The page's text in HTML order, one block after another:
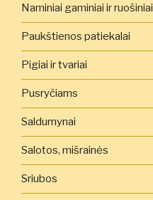
Naminiai gaminiai ir ruošiniai
Paukštienos patiekalai
Pigiai ir tvariai
Pusryčiams
Saldumynai
Salotos, mišrainės
Sriubos